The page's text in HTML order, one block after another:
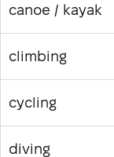
canoe / kayak
climbing
cycling
diving